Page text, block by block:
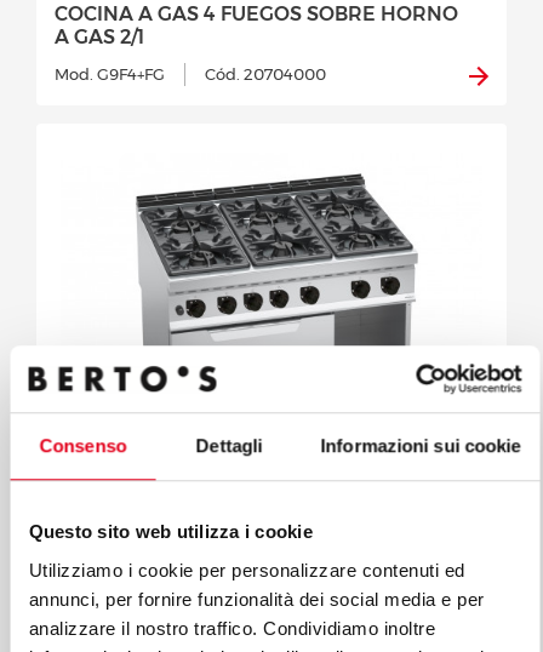
Consenso Dettagli Informazioni sui cookie
Questo sito web utilizza i cookie
Utilizziamo i cookie per personalizzare contenuti ed
annunci, per fornire funzionalità dei social media e per
analizzare il nostro traffico. Condividiamo inoltre
COCINA A GAS 4 FUEGOS SOBRE HORNO
A GAS 2/1
Mod. G9F4+FG Cód. 20704000
COCINA A GAS 6 FUEGOS SOBRE HORNO
A GAS 2/1
MAXIMA 900
Mod. G9F6+FG Cód. 20706000